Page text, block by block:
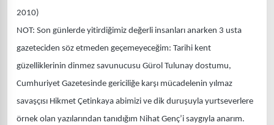
2010)
NOT: Son günlerde yitirdiğimiz değerli insanları anarken 3 usta
gazeteciden söz etmeden geçemeyeceğim: Tarihi kent
güzelliklerinin dinmez savunucusu Gürol Tulunay dostumu,
Cumhuriyet Gazetesinde gericiliğe karşı mücadelenin yılmaz
savaşçısı Hikmet Çetinkaya abimizi ve dik duruşuyla yurtseverlere
örnek olan yazılarından tanıdığım Nihat Genç’i saygıyla anarım.